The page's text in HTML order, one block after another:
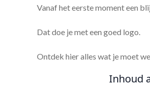
Vanaf het eerste moment een
Dat doe je met een goed logo.
Ontdek hier alles wat je moet
Inhoud